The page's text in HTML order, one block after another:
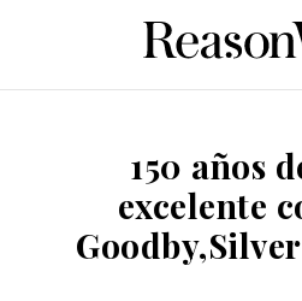
150 años
excelente